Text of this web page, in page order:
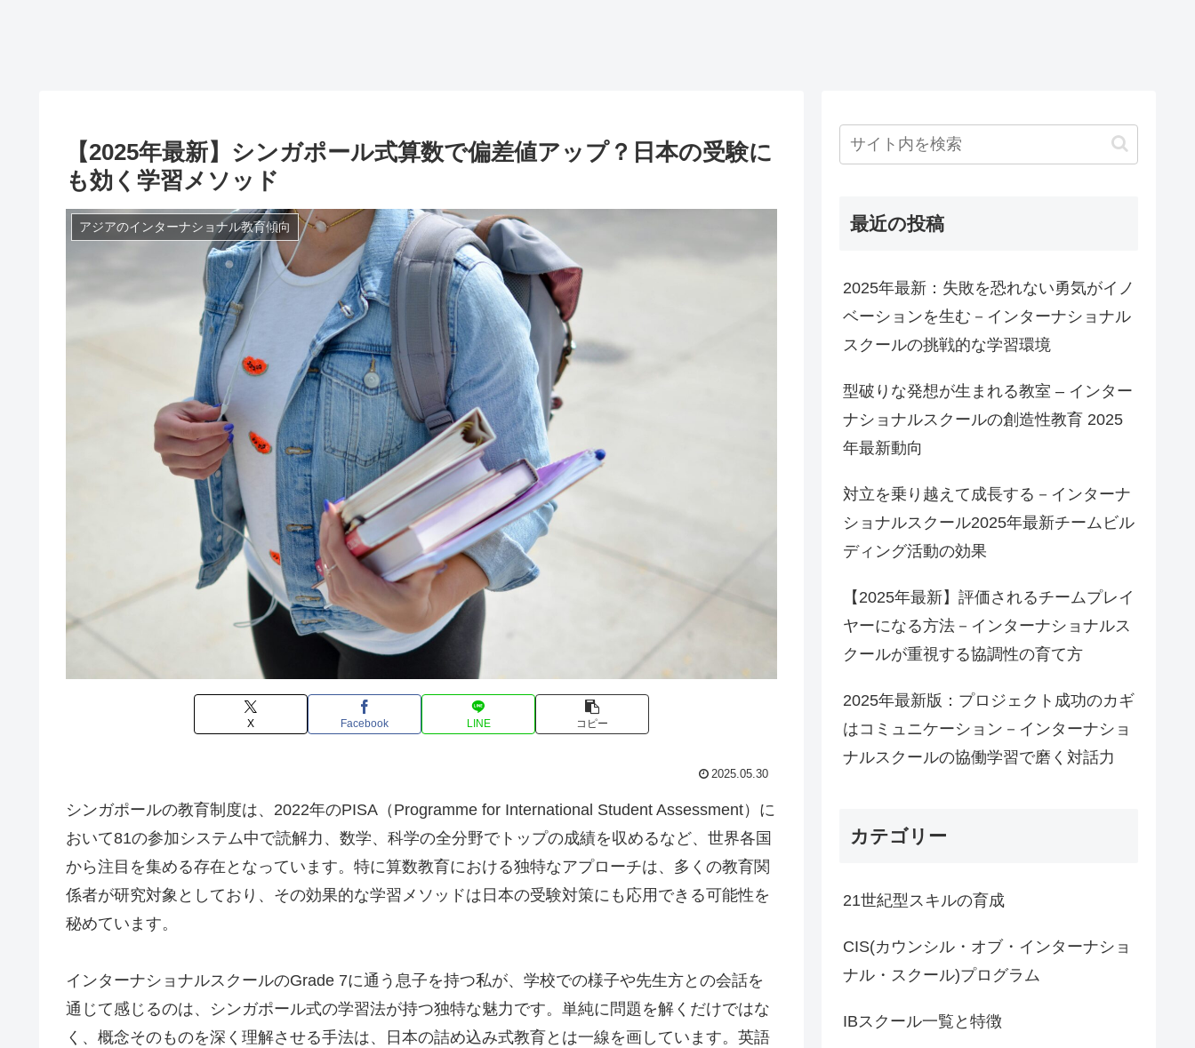
【2025年最新】シンガポール式算数で偏差値アップ？日本の受験に
も効く学習メソッド
アジアのインターナショナル教育傾向
X Facebook LINE コピー
2025.05.30
シンガポールの教育制度は、2022年のPISA（Programme for International Student Assessment）に
おいて81の参加システム中で読解力、数学、科学の全分野でトップの成績を収めるなど、世界各国
から注目を集める存在となっています。特に算数教育における独特なアプローチは、多くの教育関
係者が研究対象としており、その効果的な学習メソッドは日本の受験対策にも応用できる可能性を
秘めています。
インターナショナルスクールのGrade 7に通う息子を持つ私が、学校での様子や先生方との会話を
通じて感じるのは、シンガポール式の学習法が持つ独特な魅力です。単純に問題を解くだけではな
く、概念そのものを深く理解させる手法は、日本の詰め込み式教育とは一線を画しています。英語
最近の投稿
2025年最新：失敗を恐れない勇気がイノ
ベーションを生む－インターナショナル
スクールの挑戦的な学習環境
型破りな発想が生まれる教室 – インター
ナショナルスクールの創造性教育 2025
年最新動向
対立を乗り越えて成長する－インターナ
ショナルスクール2025年最新チームビル
ディング活動の効果
【2025年最新】評価されるチームプレイ
ヤーになる方法－インターナショナルス
クールが重視する協調性の育て方
2025年最新版：プロジェクト成功のカギ
はコミュニケーション－インターナショ
ナルスクールの協働学習で磨く対話力
カテゴリー
21世紀型スキルの育成
CIS(カウンシル・オブ・インターナショ
ナル・スクール)プログラム
IBスクール一覧と特徴